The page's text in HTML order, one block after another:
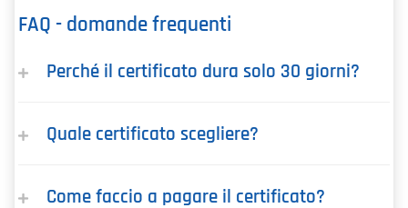
FAQ - domande frequenti
Perché il certificato dura solo 30 giorni?
Quale certificato scegliere?
Come faccio a pagare il certificato?